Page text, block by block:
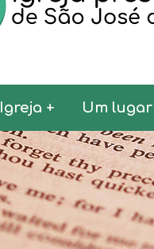
Igreja + Um